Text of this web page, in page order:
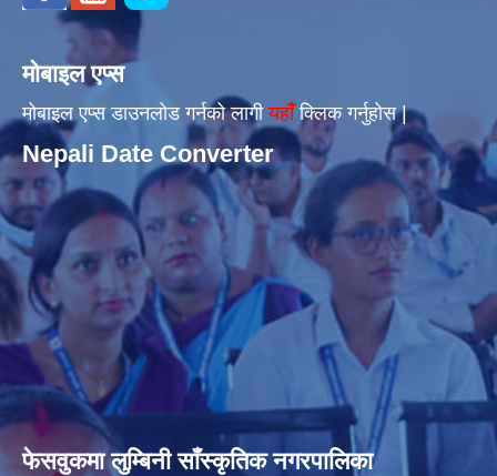
मोबाइल एप्स
मोबाइल एप्स डाउनलोड गर्नको लागीयहाँँक्लिक गर्नुहोस |
Nepali Date Converter
फेसवुकमा लुम्बिनी साँस्कृतिक नगरपालिका